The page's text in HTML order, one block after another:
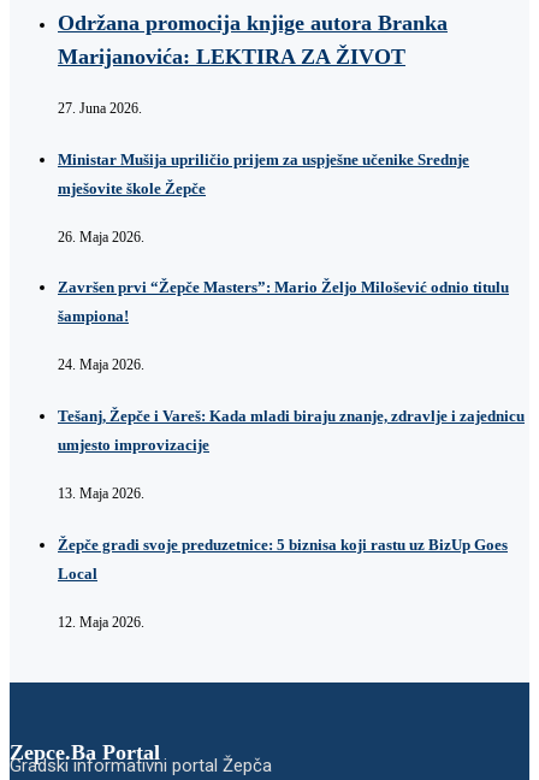
Održana promocija knjige autora Branka
Marijanovića: LEKTIRA ZA ŽIVOT
27. Juna 2026.
Ministar Mušija upriličio prijem za uspješne učenike Srednje
mješovite škole Žepče
26. Maja 2026.
Završen prvi “Žepče Masters”: Mario Željo Milošević odnio titulu
šampiona!
24. Maja 2026.
Tešanj, Žepče i Vareš: Kada mladi biraju znanje, zdravlje i zajednicu
umjesto improvizacije
13. Maja 2026.
Žepče gradi svoje preduzetnice: 5 biznisa koji rastu uz BizUp Goes
Local
12. Maja 2026.
Zepce.Ba Portal
Gradski informativni portal Žepča